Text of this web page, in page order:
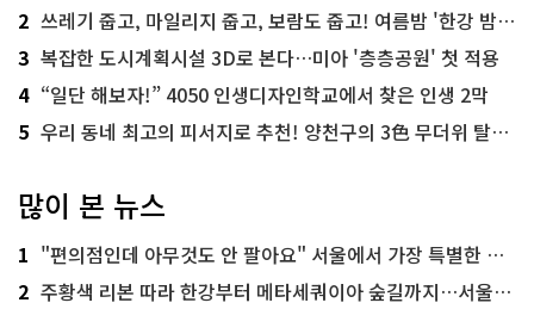
2 쓰레기 줍고, 마일리지 줍고, 보람도 줍고! 여름밤 '한강 밤마실 줍깅'
3 복잡한 도시계획시설 3D로 본다…미아 '층층공원' 첫 적용
4 “일단 해보자!” 4050 인생디자인학교에서 찾은 인생 2막
5 우리 동네 최고의 피서지로 추천! 양천구의 3色 무더위 탈출 명소
많이 본 뉴스
1 "편의점인데 아무것도 안 팔아요" 서울에서 가장 특별한 편의점의 정체
2 주황색 리본 따라 한강부터 메타세쿼이아 숲길까지…서울둘레길 15코스